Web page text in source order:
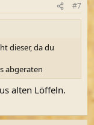
#7
dieser, da du
abgeraten
alten Löffeln.